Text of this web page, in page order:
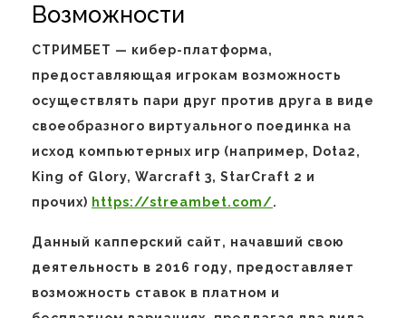
Возможности
СТРИМБЕТ — кибер-платформа,
предоставляющая игрокам возможность
осуществлять пари друг против друга в виде
своеобразного виртуального поединка на
исход компьютерных игр (например, Dota2,
King of Glory, Warcraft 3, StarCraft 2 и
прочих) https://streambet.com/.
Данный капперский сайт, начавший свою
деятельность в 2016 году, предоставляет
возможность ставок в платном и